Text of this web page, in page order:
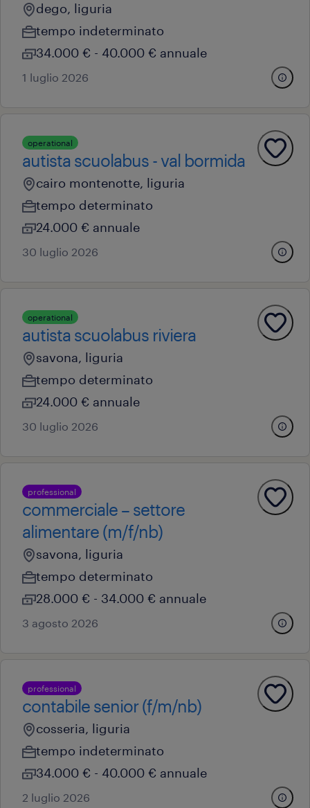
dego, liguria
tempo indeterminato
34.000 € - 40.000 € annuale
1 luglio 2026
operational
autista scuolabus - val bormida
cairo montenotte, liguria
tempo determinato
24.000 € annuale
30 luglio 2026
operational
autista scuolabus riviera
savona, liguria
tempo determinato
24.000 € annuale
30 luglio 2026
professional
commerciale – settore
alimentare (m/f/nb)
savona, liguria
tempo determinato
28.000 € - 34.000 € annuale
3 agosto 2026
professional
contabile senior (f/m/nb)
cosseria, liguria
tempo indeterminato
34.000 € - 40.000 € annuale
2 luglio 2026